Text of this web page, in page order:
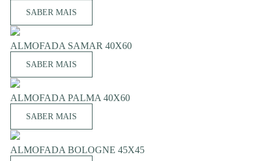
SABER MAIS
ALMOFADA SAMAR 40X60
SABER MAIS
ALMOFADA PALMA 40X60
SABER MAIS
ALMOFADA BOLOGNE 45X45